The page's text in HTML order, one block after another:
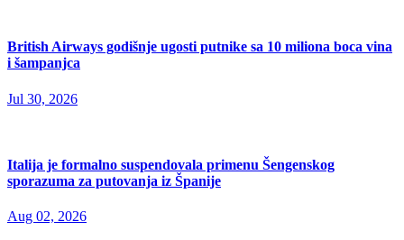
British Airways godišnje ugosti putnike sa 10 miliona boca vina
i šampanjca
Jul 30, 2026
Italija je formalno suspendovala primenu Šengenskog
sporazuma za putovanja iz Španije
Aug 02, 2026